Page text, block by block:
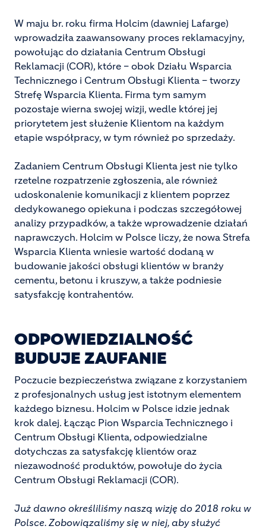
W maju br. roku firma Holcim (dawniej Lafarge)
wprowadziła zaawansowany proces reklamacyjny,
powołując do działania Centrum Obsługi
Reklamacji (COR), które – obok Działu Wsparcia
Technicznego i Centrum Obsługi Klienta – tworzy
Strefę Wsparcia Klienta. Firma tym samym
pozostaje wierna swojej wizji, wedle której jej
priorytetem jest służenie Klientom na każdym
etapie współpracy, w tym również po sprzedaży.
Zadaniem Centrum Obsługi Klienta jest nie tylko
rzetelne rozpatrzenie zgłoszenia, ale również
udoskonalenie komunikacji z klientem poprzez
dedykowanego opiekuna i podczas szczegółowej
analizy przypadków, a także wprowadzenie działań
naprawczych. Holcim w Polsce liczy, że nowa Strefa
Wsparcia Klienta wniesie wartość dodaną w
budowanie jakości obsługi klientów w branży
cementu, betonu i kruszyw, a także podniesie
satysfakcję kontrahentów.
ODPOWIEDZIALNOŚĆ
BUDUJE ZAUFANIE
Poczucie bezpieczeństwa związane z korzystaniem
z profesjonalnych usług jest istotnym elementem
każdego biznesu. Holcim w Polsce idzie jednak
krok dalej. Łącząc Pion Wsparcia Technicznego i
Centrum Obsługi Klienta, odpowiedzialne
dotychczas za satysfakcję klientów oraz
niezawodność produktów, powołuje do życia
Centrum Obsługi Reklamacji (COR).
Już dawno określiliśmy naszą wizję do 2018 roku w
Polsce. Zobowiązaliśmy się w niej, aby służyć